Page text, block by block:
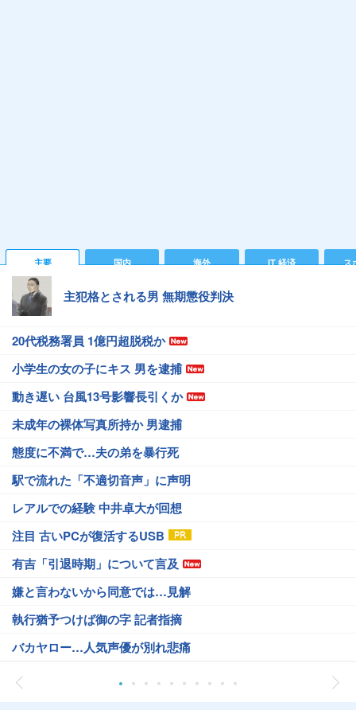
主要 国内 海外 IT 経済 ス
主犯格とされる男 無期懲役判決
20代税務署員 1億円超脱税か
小学生の女の子にキス 男を逮捕
動き遅い 台風13号影響長引くか
未成年の裸体写真所持か 男逮捕
態度に不満で…夫の弟を暴行死
駅で流れた「不適切音声」に声明
レアルでの経験 中井卓大が回想
注目 古いPCが復活するUSB
有吉「引退時期」について言及
嫌と言わないから同意では…見解
執行猶予つけば御の字 記者指摘
バカヤロー…人気声優が別れ悲痛